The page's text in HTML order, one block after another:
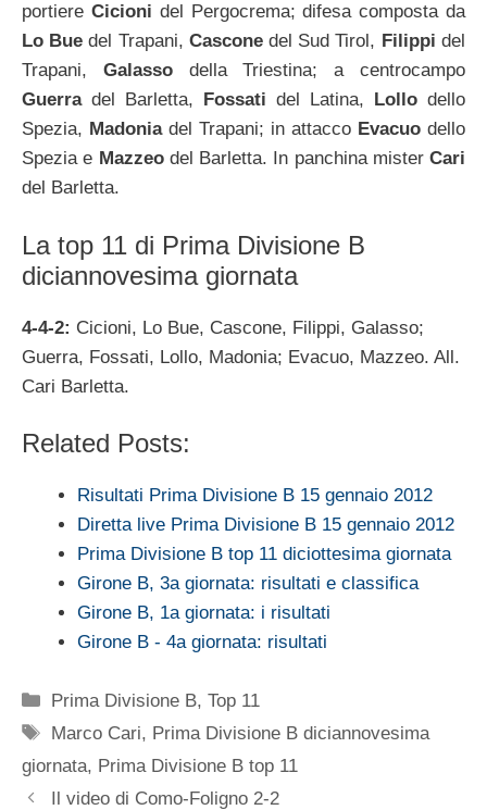
portiere Cicioni del Pergocrema; difesa composta da
Lo Bue del Trapani, Casconedel Sud Tirol, Filippi del
Trapani, Galassodella Triestina; a centrocampo
Guerradel Barletta, Fossati del Latina, Lollo dello
Spezia, Madoniadel Trapani; in attacco Evacuo dello
Spezia e Mazzeodel Barletta. In panchina mister Cari
del Barletta.
La top 11 di Prima Divisione B
diciannovesima giornata
4-4-2: Cicioni, Lo Bue, Cascone, Filippi, Galasso;
Guerra, Fossati, Lollo, Madonia; Evacuo, Mazzeo. All.
Cari Barletta.
Related Posts:
Risultati Prima Divisione B 15 gennaio 2012
Diretta live Prima Divisione B 15 gennaio 2012
Prima Divisione B top 11 diciottesima giornata
Girone B, 3a giornata: risultati e classifica
Girone B, 1a giornata: i risultati
Girone B - 4a giornata: risultati
Categorie
Prima Divisione B,Top 11
Tag
Marco Cari, Prima Divisione B diciannovesima
giornata, Prima Divisione B top 11
Il video di Como-Foligno 2-2